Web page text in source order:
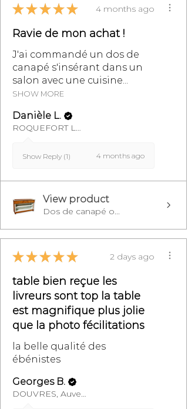
★ ★ ★ ★ ★ 4 months ago
Ravie de mon achat !
J'ai commandé un dos de
canapé s'insérant dans un
salon avec une cuisine...
SHOW MORE
Danièle L.
ROQUEFORT LES PINS, FR-PAC
Show Reply (1) 4 months ago
View product
Dos de canapé o...
★ ★ ★ ★ ★ 2 days ago
table bien reçue les
livreurs sont top la table
est magnifique plus jolie
que la photo fécilitations
la belle qualité des
ébénistes
Georges B.
DOUVRES, Auvergne-Rhône-Alpes